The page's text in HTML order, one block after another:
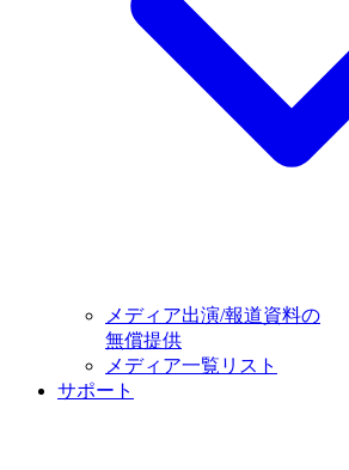
メディア出演/報道資料の
無償提供
メディア一覧リスト
サポート